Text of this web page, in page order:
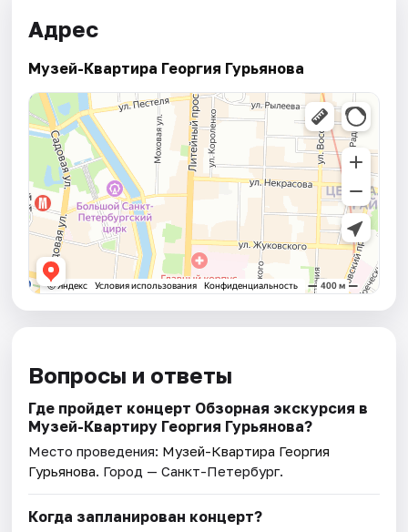
Адрес
Музей-Квартира Георгия Гурьянова
Вопросы и ответы
Где пройдет концерт Обзорная экскурсия в
Музей-Квартиру Георгия Гурьянова?
Место проведения: Музей-Квартира Георгия
Гурьянова. Город — Санкт-Петербург.
Когда запланирован концерт?